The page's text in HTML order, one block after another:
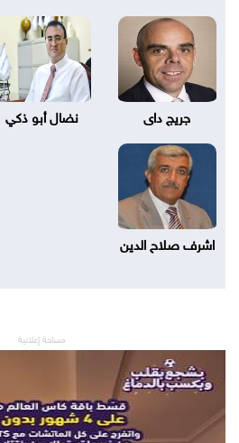
جريج داى نضال أبو ذكي
اشرف صلاح الدين
مساحة إعلانية